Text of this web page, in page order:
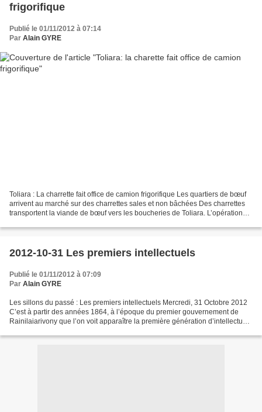
frigorifique
Publié le 01/11/2012 à 07:14
Par Alain GYRE
Toliara : La charrette fait office de camion frigorifique Les quartiers de bœuf
arrivent au marché sur des charrettes sales et non bâchées Des charrettes
transportent la viande de bœuf vers les boucheries de Toliara. L’opération
2012-10-31 Les premiers intellectuels
Publié le 01/11/2012 à 07:09
Par Alain GYRE
Les sillons du passé : Les premiers intellectuels Mercredi, 31 Octobre 2012
C’est à partir des années 1864, à l’époque du premier gouvernement de
Rainilaiarivony que l’on voit apparaître la première génération d’intellectuels